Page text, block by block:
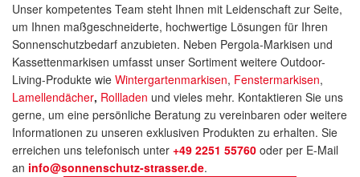
Unser kompetentes Team steht Ihnen mit Leidenschaft zur Seite,
um Ihnen maßgeschneiderte, hochwertige Lösungen für Ihren
Sonnenschutzbedarf anzubieten. Neben Pergola-Markisen und
Kassettenmarkisen umfasst unser Sortiment weitere Outdoor-
Living-Produkte wie Wintergartenmarkisen, Fenstermarkisen,
Lamellendächer, Rollladen und vieles mehr. Kontaktieren Sie uns
gerne, um eine persönliche Beratung zu vereinbaren oder weitere
Informationen zu unseren exklusiven Produkten zu erhalten. Sie
erreichen uns telefonisch unter +49 2251 55760 oder per E-Mail
an info@sonnenschutz-strasser.de.